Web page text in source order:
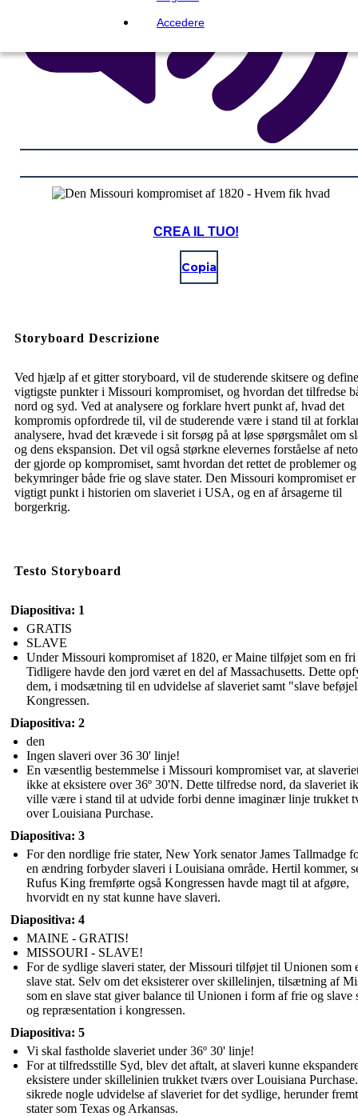
Accedere
CREA IL TUO!
Copia
Storyboard Descrizione
Ved hjælp af et gitter storyboard, vil de studerende skitsere og
vigtigste punkter i Missouri kompromiset, og hvordan det tilfredse
nord og syd. Ved at analysere og forklare hvert punkt af, hvad det
kompromis opfordrede til, vil de studerende være i stand til at
analysere, hvad det krævede i sit forsøg på at løse spørgsmålet om
og dens ekspansion. Det vil også størkne elevernes forståelse af
der gjorde op kompromiset, samt hvordan det rettet de problemer og
bekymringer både frie og slave stater. Den Missouri kompromiset er
vigtigt punkt i historien om slaveriet i USA, og en af ​​årsagerne til
borgerkrig.
Testo Storyboard
Diapositiva: 1
GRATIS
SLAVE
Under Missouri kompromiset af 1820, er Maine tilføjet som en fri
Tidligere havde den jord været en del af Massachusetts. Dette
dem, i modsætning til en udvidelse af slaveriet samt "slave
Kongressen.
Diapositiva: 2
den
Ingen slaveri over 36 30' linje!
En væsentlig bestemmelse i Missouri kompromiset var, at
ikke at eksistere over 36º 30'N. Dette tilfredse nord, da slaveriet
ville være i stand til at udvide forbi denne imaginær linje trukket
over Louisiana Purchase.
Diapositiva: 3
For den nordlige frie stater, New York senator James Tallmadge
en ændring forbyder slaveri i Louisiana område. Hertil kommer,
Rufus King fremførte også Kongressen havde magt til at afgøre,
hvorvidt en ny stat kunne have slaveri.
Diapositiva: 4
MAINE - GRATIS!
MISSOURI - SLAVE!
For de sydlige slaveri stater, der Missouri tilføjet til Unionen som
slave stat. Selv om det eksisterer over skillelinjen, tilsætning af
som en slave stat giver balance til Unionen i form af frie og slave
og repræsentation i kongressen.
Diapositiva: 5
Vi skal fastholde slaveriet under 36º 30' linje!
For at tilfredsstille Syd, blev det aftalt, at slaveri kunne
eksistere under skillelinien trukket tværs over Louisiana
sikrede nogle udvidelse af slaveriet for det sydlige, herunder
stater som Texas og Arkansas.